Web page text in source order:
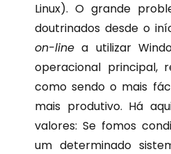
Linux). O grande
doutrinados desde o
on-line a utilizar
operacional principal,
como sendo o mais
mais produtivo. Há
valores: Se fomos
um determinado